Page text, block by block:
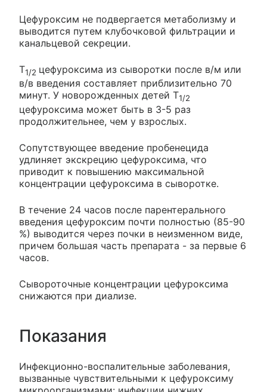
Цефуроксим не подвергается метаболизму и
выводится путем клубочковой фильтрации и
канальцевой секреции.
T1/2 цефуроксима из сыворотки после в/м или
в/в введения составляет приблизительно 70
минут. У новорожденных детей T1/2
цефуроксима может быть в 3-5 раз
продолжительнее, чем у взрослых.
Сопутствующее введение пробенецида
удлиняет экскрецию цефуроксима, что
приводит к повышению максимальной
концентрации цефуроксима в сыворотке.
В течение 24 часов после парентерального
введения цефуроксим почти полностью (85-90
%) выводится через почки в неизменном виде,
причем большая часть препарата - за первые 6
часов.
Сывороточные концентрации цефуроксима
снижаются при диализе.
Показания
Инфекционно-воспалительные заболевания,
вызванные чувствительными к цефуроксиму